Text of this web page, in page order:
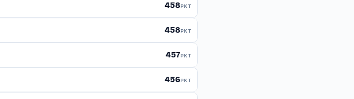
458PKT
458PKT
457PKT
456PKT